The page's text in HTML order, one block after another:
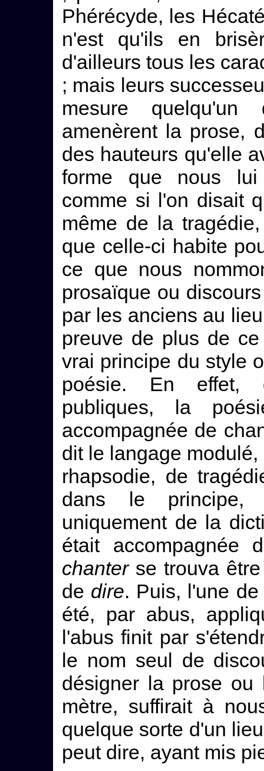
Phérécyde, les
n'est qu'ils en
d'ailleurs tous les
; mais leurs
mesure
amenèrent la prose,
des hauteurs qu'elle
forme que nous lui
comme si l'on disait
même de la
que celle-ci habite
ce que nous
prosaïque ou
par les anciens au
preuve de plus de
vrai principe du style
poésie. En effet,
publiques, la
accompagnée de
dit le langage
rhapsodie, de
dans le
uniquement de la
était accompagnée
chanterse trouva être
de dire. Puis, l'une
été, par abus,
l'abus finit par
le nom seul de
désigner la prose ou
mètre, suffirait à
quelque sorte d'un
peut dire, ayant mis